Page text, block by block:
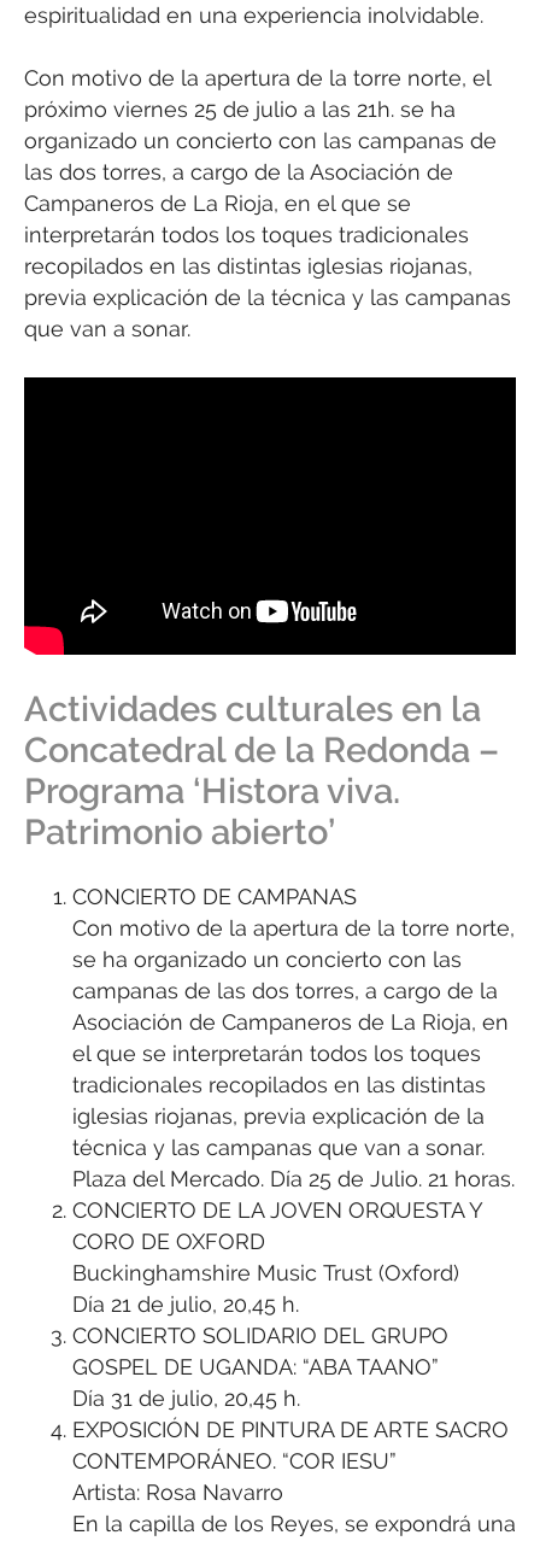
espiritualidad en una experiencia inolvidable.
Con motivo de la apertura de la torre norte, el
próximo viernes 25 de julio a las 21h. se ha
organizado un concierto con las campanas de
las dos torres, a cargo de la Asociación de
Campaneros de La Rioja, en el que se
interpretarán todos los toques tradicionales
recopilados en las distintas iglesias riojanas,
previa explicación de la técnica y las campanas
que van a sonar.
Actividades culturales en la
Concatedral de la Redonda –
Programa ‘Histora viva.
Patrimonio abierto’
CONCIERTO DE CAMPANAS
Con motivo de la apertura de la torre norte,
se ha organizado un concierto con las
campanas de las dos torres, a cargo de la
Asociación de Campaneros de La Rioja, en
el que se interpretarán todos los toques
tradicionales recopilados en las distintas
iglesias riojanas, previa explicación de la
técnica y las campanas que van a sonar.
Plaza del Mercado. Día 25 de Julio. 21 horas.
CONCIERTO DE LA JOVEN ORQUESTA Y
CORO DE OXFORD
Buckinghamshire Music Trust (Oxford)
Día 21 de julio, 20,45 h.
CONCIERTO SOLIDARIO DEL GRUPO
GOSPEL DE UGANDA: “ABA TAANO”
Día 31 de julio, 20,45 h.
EXPOSICIÓN DE PINTURA DE ARTE SACRO
CONTEMPORÁNEO. “COR IESU”
Artista: Rosa Navarro
En la capilla de los Reyes, se expondrá una